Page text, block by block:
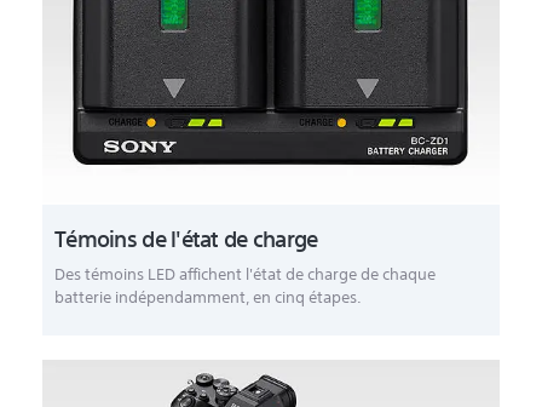
Témoins de l'état de charge
Des témoins LED affichent l'état de charge de chaque
batterie indépendamment, en cinq étapes.